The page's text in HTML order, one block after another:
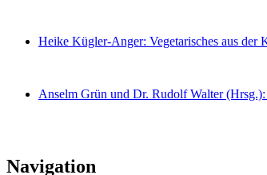
Heike Kügler-Anger: Vegetarisches aus der
Anselm Grün und Dr. Rudolf Walter
Navigation